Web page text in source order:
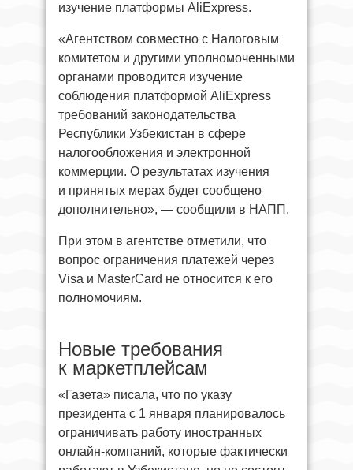
изучение платформы AliExpress.
«Агентством совместно с Налоговым
комитетом и другими уполномоченными
органами проводится изучение
соблюдения платформой AliExpress
требований законодательства
Республики Узбекистан в сфере
налогообложения и электронной
коммерции. О результатах изучения
и принятых мерах будет сообщено
дополнительно», — сообщили в НАПП.
При этом в агентстве отметили, что
вопрос ограничения платежей через
Visa и MasterCard не относится к его
полномочиям.
Новые требования
к маркетплейсам
«Газета» писала, что по указу
президента с 1 января планировалось
ограничивать работу иностранных
онлайн-компаний, которые фактически